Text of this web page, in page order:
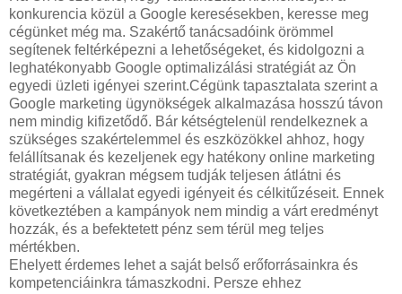
konkurencia közül a Google keresésekben, keresse meg
cégünket még ma. Szakértő tanácsadóink örömmel
segítenek feltérképezni a lehetőségeket, és kidolgozni a
leghatékonyabb Google optimalizálási stratégiát az Ön
egyedi üzleti igényei szerint.Cégünk tapasztalata szerint a
Google marketing ügynökségek alkalmazása hosszú távon
nem mindig kifizetődő. Bár kétségtelenül rendelkeznek a
szükséges szakértelemmel és eszközökkel ahhoz, hogy
felállítsanak és kezeljenek egy hatékony online marketing
stratégiát, gyakran mégsem tudják teljesen átlátni és
megérteni a vállalat egyedi igényeit és célkitűzéseit. Ennek
következtében a kampányok nem mindig a várt eredményt
hozzák, és a befektetett pénz sem térül meg teljes
mértékben.
Ehelyett érdemes lehet a saját belső erőforrásainkra és
kompetenciáinkra támaszkodni. Persze ehhez